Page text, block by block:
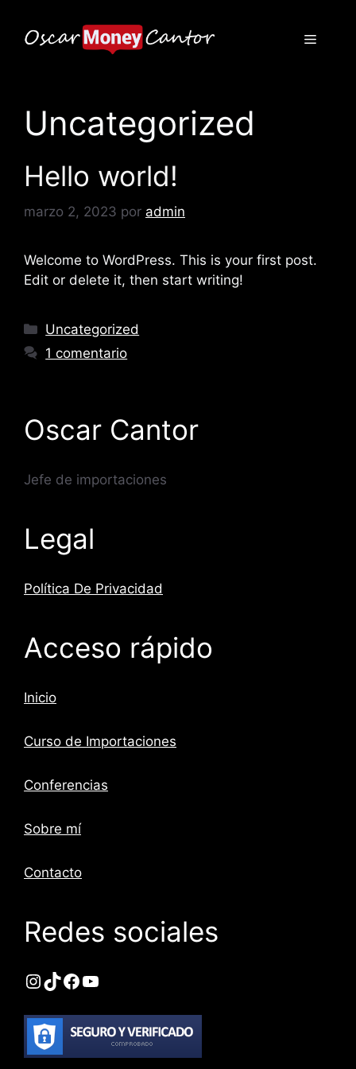
contenido
Menú
Uncategorized
Hello world!
marzo 2, 2023 por admin
Welcome to WordPress. This is your first post.
Edit or delete it, then start writing!
Categorías
Uncategorized
1 comentario
Oscar Cantor
Jefe de importaciones
Legal
Política De Privacidad
Acceso rápido
Inicio
Curso de Importaciones
Conferencias
Sobre mí
Contacto
Redes sociales
Instagram
TikTok
Facebook
YouTube